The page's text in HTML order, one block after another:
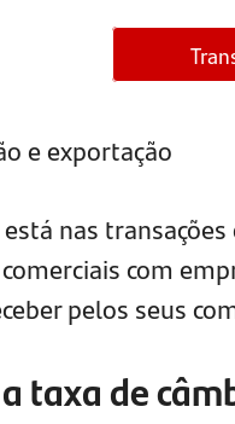
e exportação
nas
com
pelos seus
taxa de